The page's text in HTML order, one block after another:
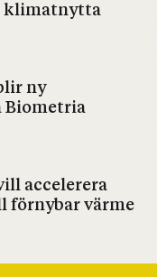
klimatnytta
ny
Biometria
accelerera
förnybar värme